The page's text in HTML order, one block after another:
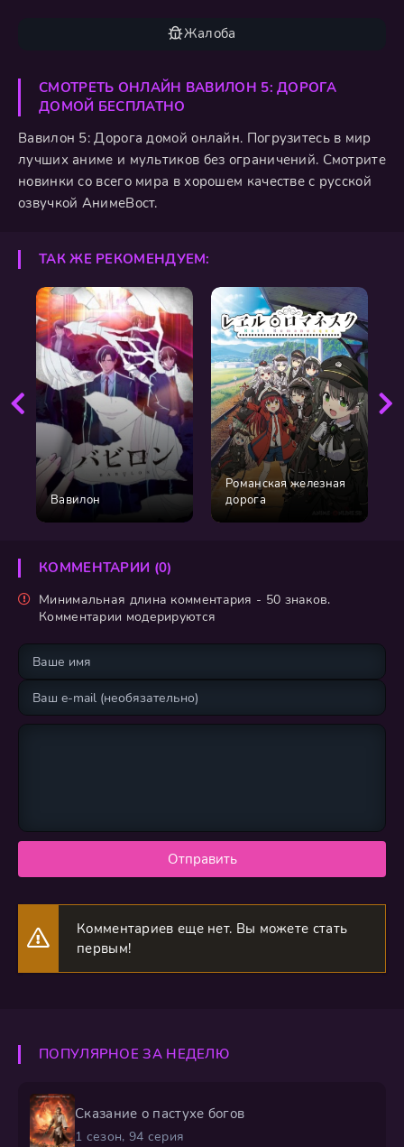
Жалоба
СМОТРЕТЬ ОНЛАЙН ВАВИЛОН 5: ДОРОГА
ДОМОЙ БЕСПЛАТНО
Вавилон 5: Дорога домой онлайн. Погрузитесь в мир
лучших аниме и мультиков без ограничений. Смотрите
новинки со всего мира в хорошем качестве с русской
озвучкой АнимеВост.
ТАК ЖЕ РЕКОМЕНДУЕМ:
Вавилон
Романская железная
дорога
КОММЕНТАРИИ (0)
Минимальная длина комментария - 50 знаков.
Комментарии модерируются
Отправить
Комментариев еще нет. Вы можете стать
первым!
ПОПУЛЯРНОЕ ЗА НЕДЕЛЮ
Сказание о пастухе богов
1 сезон, 94 серия